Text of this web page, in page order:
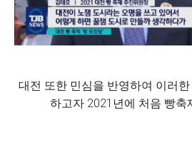
대전 또한 민심을 반영하여 이러
하고자 2021년에 처음 빵축